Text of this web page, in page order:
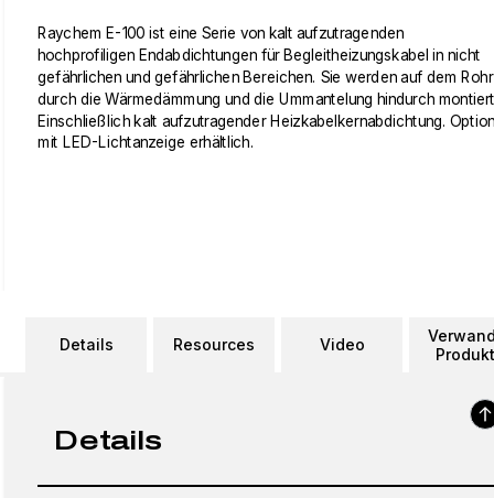
Raychem E-100 ist eine Serie von kalt aufzutragenden
hochprofiligen Endabdichtungen für Begleitheizungskabel in nicht
gefährlichen und gefährlichen Bereichen. Sie werden auf dem Rohr
durch die Wärmedämmung und die Ummantelung hindurch
Einschließlich kalt aufzutragender Heizkabelkernabdichtung. Option
mit LED-Lichtanzeige erhältlich.
Details Resources Video
Details